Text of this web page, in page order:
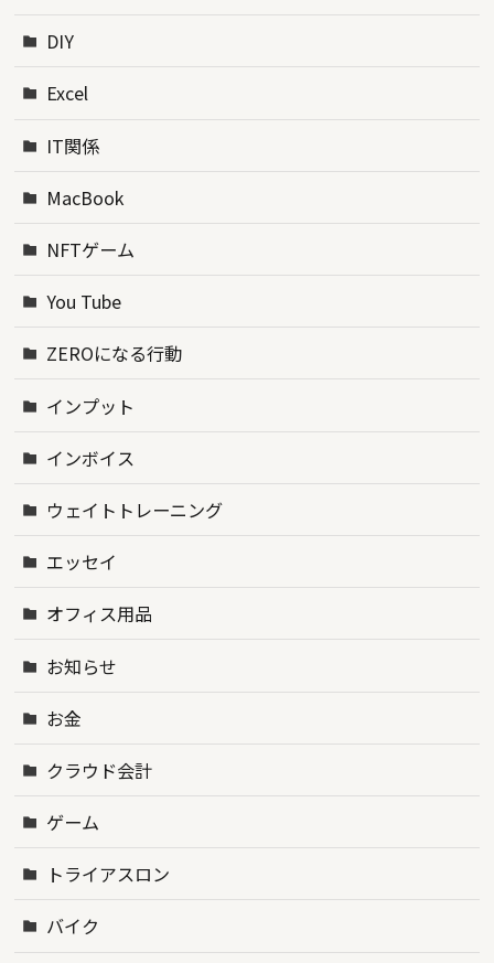
DIY
Excel
IT関係
MacBook
NFTゲーム
You Tube
ZEROになる行動
インプット
インボイス
ウェイトトレーニング
エッセイ
オフィス用品
お知らせ
お金
クラウド会計
ゲーム
トライアスロン
バイク